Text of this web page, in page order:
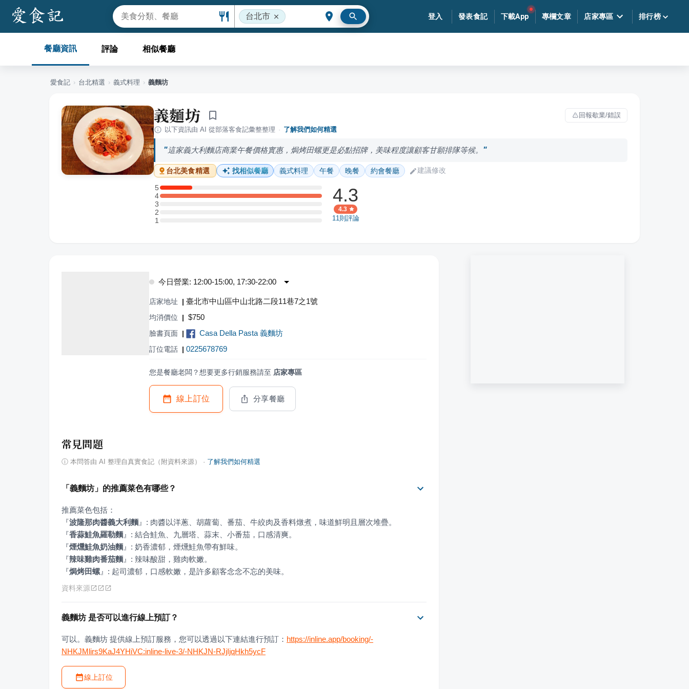
台北市 登入 發表食記 下載App 專欄文章 店家專區 排行榜
餐廳資訊 評論 相似餐廳
愛食記 › 台北精選 › 義式料理 › 義麵坊
義麵坊
回報歇業/錯誤
以下資訊由 AI 從部落客食記彙整整理 · 了解我們如何精選
這家義大利麵店商業午餐價格實惠，焗烤田螺更是必點招牌，美味程度讓顧客甘願排隊等候。
台北美食精選 找相似餐廳 義式料理 午餐 晚餐 約會餐廳 建議修改
5
5 星：1 則評論
4
4 星：5 則評論
3
3 星：0 則評論
2
2 星：0 則評論
11 星：0 則評論
4.3
4.3
11則評論
今日營業: 12:00-15:00, 17:30-22:00
店家地址 | 臺北市中山區中山北路二段11巷7之1號
均消價位 | $750
臉書頁面 | Casa Della Pasta 義麵坊
訂位電話 | 0225678769
您是餐廳老闆？想要更多行銷服務請至 店家專區
線上訂位 分享餐廳
常見問題
ⓘ 本問答由 AI 整理自真實食記（附資料來源） · 了解我們如何精選
「義麵坊」的推薦菜色有哪些？
『波隆那肉醬義大利麵 』
『香蒜鮭魚羅勒麵 』
『煙燻鮭魚奶油麵 』
『辣味雞肉番茄麵 』
『焗烤田螺 』 : 起司濃郁，口感軟嫩，是許多顧客念念不忘的美味。
資料來源
義麵坊 是否可以進行線上預訂？
可以。義麵坊 提供線上預訂服務，您可以透過以下連結進行預訂： https://inline.app/booking/-
NHKJMlirs9KaJ4YHiVC:inline-live-3/-NHKJN-RJjIjqHkh5ycF
線上訂位